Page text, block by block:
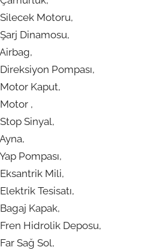
Motoru,
Dinamosu,
Pompası,
Kaput,
,
Sinyal,
Pompası,
Mili,
Tesisatı,
Kapak,
Hidrolik Deposu,
Sağ Sol,